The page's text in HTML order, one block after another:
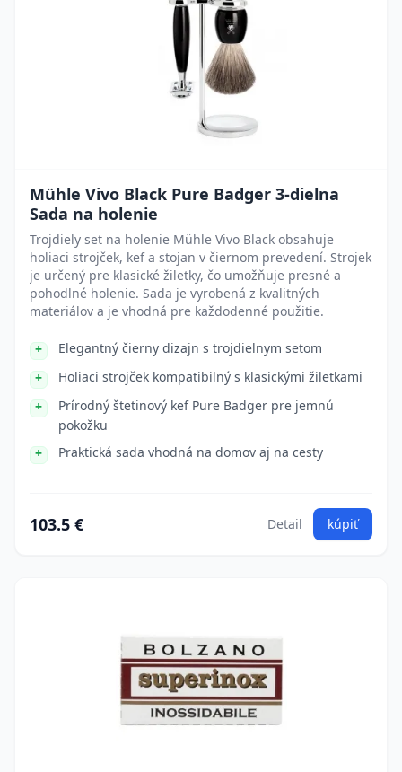
Mühle Vivo Black Pure Badger 3-dielna
Sada na holenie
Trojdiely set na holenie Mühle Vivo Black obsahuje
holiaci strojček, kef a stojan v čiernom prevedení. Strojek
je určený pre klasické žiletky, čo umožňuje presné a
pohodlné holenie. Sada je vyrobená z kvalitných
materiálov a je vhodná pre každodenné použitie.
Elegantný čierny dizajn s trojdielnym setom
Holiaci strojček kompatibilný s klasickými žiletkami
Prírodný štetinový kef Pure Badger pre jemnú
pokožku
Praktická sada vhodná na domov aj na cesty
103.5 € Detail kúpiť